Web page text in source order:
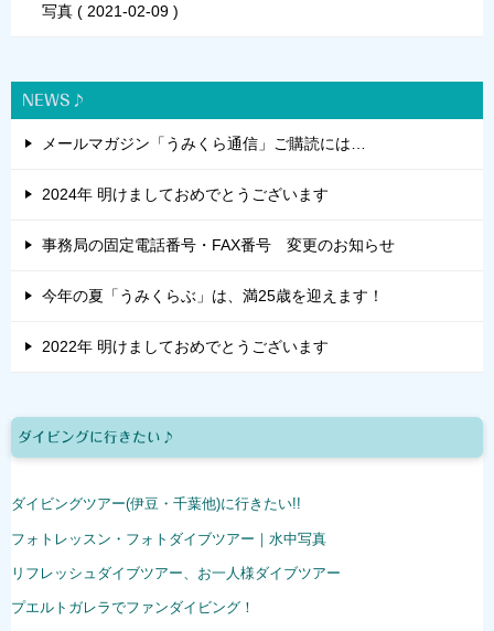
写真
2021-02-09
NEWS♪
メールマガジン「うみくら通信」ご購読には…
2024年 明けましておめでとうございます
事務局の固定電話番号・FAX番号 変更のお知らせ
今年の夏「うみくらぶ」は、満25歳を迎えます！
2022年 明けましておめでとうございます
ダイビングに行きたい♪
ダイビングツアー(伊豆・千葉他)に行きたい!!
フォトレッスン・フォトダイブツアー｜水中写真
リフレッシュダイブツアー、お一人様ダイブツアー
プエルトガレラでファンダイビング！